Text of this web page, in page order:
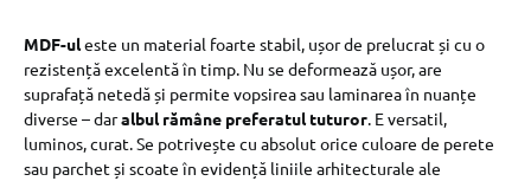
MDF-uleste un material foarte stabil, ușor de prelucrat și cu o
rezistență excelentă în timp. Nu se deformează ușor, are
suprafață netedă și permite vopsirea sau laminarea în nuanțe
diverse – daralbul rămâne preferatul tuturor. E versatil,
luminos, curat. Se potrivește cu absolut orice culoare de perete
sau parchet și scoate în evidență liniile arhitecturale ale